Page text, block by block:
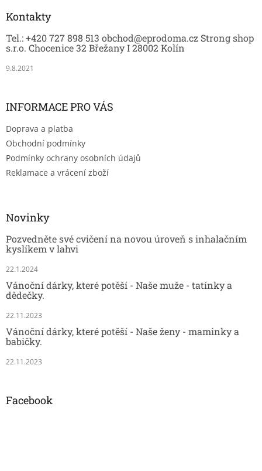
Kontakty
Tel.: +420 727 898 513 obchod@eprodoma.cz Strong shop
s.r.o. Chocenice 32 Břežany I 28002 Kolín
9.8.2021
INFORMACE PRO VÁS
Doprava a platba
Obchodní podmínky
Podmínky ochrany osobních údajů
Reklamace a vrácení zboží
Novinky
Pozvedněte své cvičení na novou úroveň s inhalačním
kyslíkem v lahvi
22.1.2024
Vánoční dárky, které potěší - Naše muže - tatínky a
dědečky.
22.11.2023
Vánoční dárky, které potěší - Naše ženy - maminky a
babičky.
22.11.2023
Facebook